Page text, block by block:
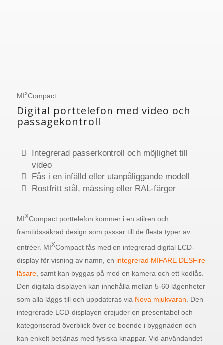
MIxCompact
Digital porttelefon med video och
passagekontroll
Integrerad passerkontroll och möjlighet till
video
Fås i en infälld eller utanpåliggande modell
Rostfritt stål, mässing eller RAL-färger
MIXCompact porttelefon kommer i en stilren och
framtidssäkrad design som passar till de flesta typer av
entréer. MIXCompact fås med en integrerad digital LCD-
display för visning av namn, en integrerad MIFARE DESFire
läsare, samt kan byggas på med en kamera och ett kodlås.
Den digitala displayen kan innehålla mellan 5-60 lägenheter
som alla läggs till och uppdateras via Nova mjukvaran . Den
integrerade LCD-displayen erbjuder en presentabel och
kategoriserad överblick över de boende i byggnaden och
kan enkelt betjänas med fysiska knappar. Vid användandet